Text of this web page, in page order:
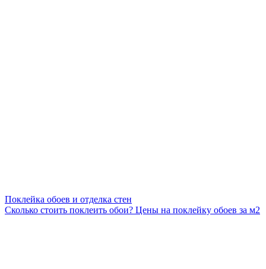
Поклейка обоев и отделка стен
Сколько стоить поклеить обои? Цены на поклейку обоев за м2